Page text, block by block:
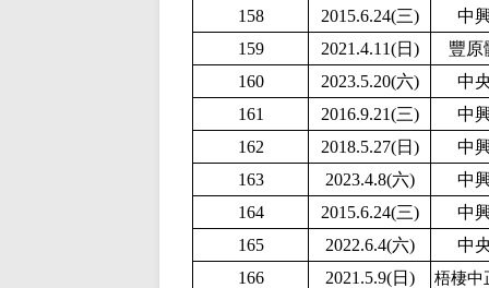
158 2015.6.24(三)
中
159
2021.4.11(日)
豐原
160
2023.5.20(六)
中
161
2016.9.21(三)
中
162
2018.5.27(日)
中
163
2023.4.8(六)
中
164
2015.6.24(三)
中
165
2022.6.4(六)
中
166
2021.5.9(日) 梧棲中